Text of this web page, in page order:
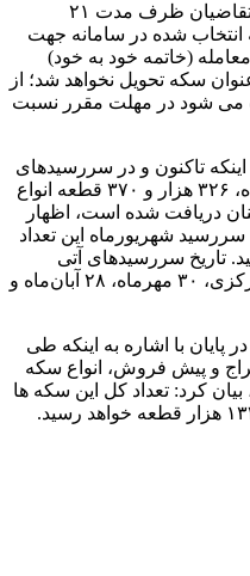
وی خاطرنشان کرد: عدم مراجعه متقاضیان ظرف مدت ۲۱
شده در سامانه جهت
(خاتمه خود به خود)
سکه تحویل نخواهد شد؛ از
می شود در مهلت مقرر نسبت
تاکنون و در سررسیدهای
اردیبهشت، خرداد، تیرماه و مرداد ماه، ۳۲۶ هزار و ۳۷۰ قطعه انواع
دریافت شده است، اظهار
شهریورماه این تعداد
و ۳۷۹ خواهد رسید. تاریخ سررسیدهای آتی
تحویل سکه‌های پیش فروش بانک مرکزی، ۳۰ مهرماه، ۲۸ آبان‌ماه و
پایان با اشاره به اینکه طی
و پیش فروش، انواع سکه
کرد: تعداد کل این سکه ها